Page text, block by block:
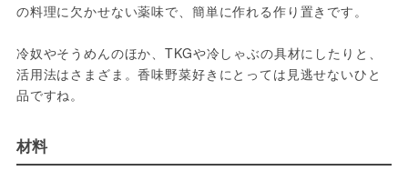
の料理に欠かせない薬味で、簡単に作れる作り置きです。
冷奴やそうめんのほか、TKGや冷しゃぶの具材にしたりと、
活用法はさまざま。香味野菜好きにとっては見逃せないひと
品ですね。
材料